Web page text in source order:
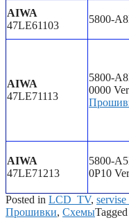
AIWA
47LE61103
5800-
AIWA
47LE71113
5800-
0000
AIWA
47LE71213
5800-
0P10
Posted in LCD_TV, servise
Прошивки, СхемыTagged